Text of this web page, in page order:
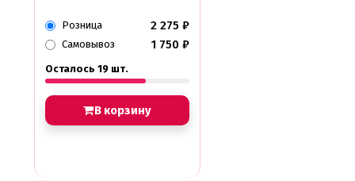
Розница 2 275 ₽
Самовывоз 1 750 ₽
Осталось 19 шт.
В корзину